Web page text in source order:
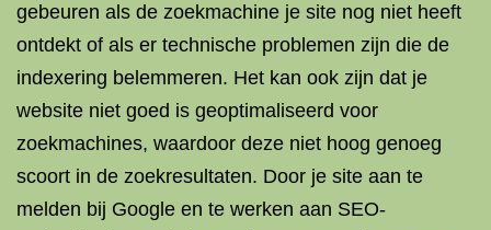
gebeuren als de zoekmachine je site nog niet heeft
ontdekt of als er technische problemen zijn die de
indexering belemmeren. Het kan ook zijn dat je
website niet goed is geoptimaliseerd voor
zoekmachines, waardoor deze niet hoog genoeg
scoort in de zoekresultaten. Door je site aan te
melden bij Google en te werken aan SEO-